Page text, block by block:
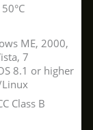
ME, 2000,
7
8.1 or higher
Class B